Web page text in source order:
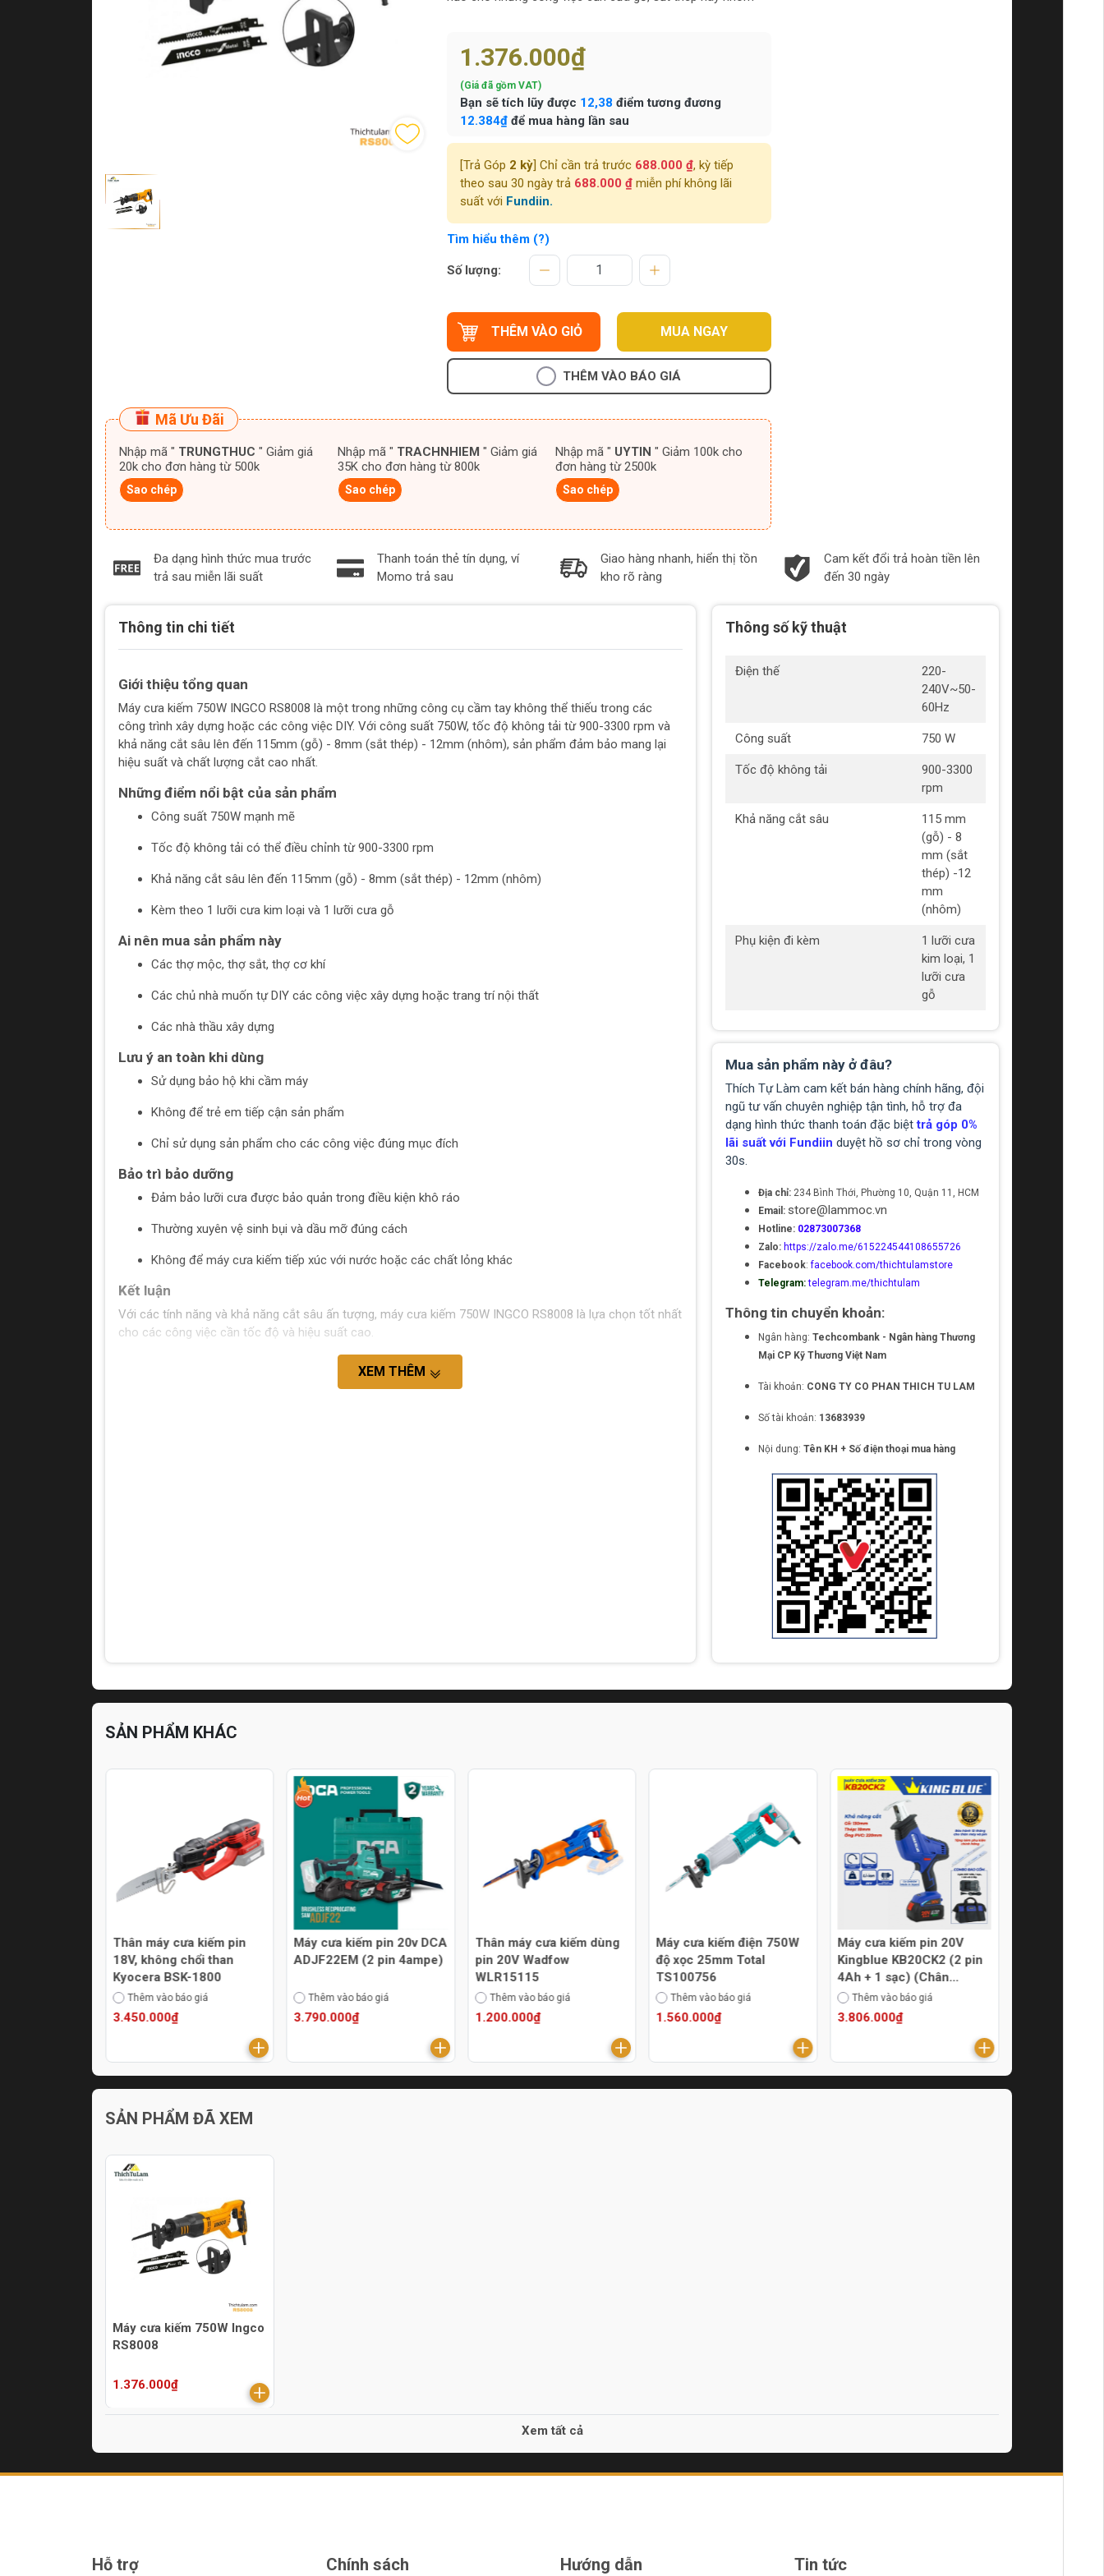
1.376.000₫
(Giá đã gồm VAT)
Bạn sẽ tích lũy được 12,38 điểm tương đương
12.384₫để mua hàng lần sau
[Trả Góp 2 kỳ] Chỉ cần trả trước 688.000 ₫, kỳ tiếp
theo sau 30 ngày trả 688.000 ₫miễn phí không lãi
suất với Fundiin.
Tìm hiểu thêm (?)
Số lượng:
THÊM VÀO GIỎ MUA NGAY
THÊM VÀO BÁO GIÁ
Mã Ưu Đãi
Nhập mã " TRUNGTHUC " Giảm giá
20k cho đơn hàng từ 500k
Sao chép
Nhập mã " TRACHNHIEM " Giảm giá
35K cho đơn hàng từ 800k
Sao chép
Nhập mã " UYTIN " Giảm 100k cho
đơn hàng từ 2500k
Sao chép
Đa dạng hình thức mua trước
trả sau miễn lãi suất
Thanh toán thẻ tín dụng, ví
Momo trả sau
Giao hàng nhanh, hiển thị tồn
kho rõ ràng
Cam kết đổi trả hoàn tiền lên
đến 30 ngày
Thông tin chi tiết
Giới thiệu tổng quan
Máy cưa kiếm 750W INGCO RS8008 là một trong những công cụ cầm tay không thể thiếu trong các
công trình xây dựng hoặc các công việc DIY. Với công suất 750W, tốc độ không tải từ 900-3300 rpm và
khả năng cắt sâu lên đến 115mm (gỗ) - 8mm (sắt thép) - 12mm (nhôm), sản phẩm đảm bảo mang lại
hiệu suất và chất lượng cắt cao nhất.
Những điểm nổi bật của sản phẩm
Công suất 750W mạnh mẽ
Tốc độ không tải có thể điều chỉnh từ 900-3300 rpm
Khả năng cắt sâu lên đến 115mm (gỗ) - 8mm (sắt thép) - 12mm (nhôm)
Kèm theo 1 lưỡi cưa kim loại và 1 lưỡi cưa gỗ
Ai nên mua sản phẩm này
Các thợ mộc, thợ sắt, thợ cơ khí
Các chủ nhà muốn tự DIY các công việc xây dựng hoặc trang trí nội thất
Các nhà thầu xây dựng
Lưu ý an toàn khi dùng
Sử dụng bảo hộ khi cầm máy
Không để trẻ em tiếp cận sản phẩm
Chỉ sử dụng sản phẩm cho các công việc đúng mục đích
Bảo trì bảo dưỡng
Đảm bảo lưỡi cưa được bảo quản trong điều kiện khô ráo
Thường xuyên vệ sinh bụi và dầu mỡ đúng cách
Không để máy cưa kiếm tiếp xúc với nước hoặc các chất lỏng khác
Kết luận
Với các tính năng và khả năng cắt sâu ấn tượng, máy cưa kiếm 750W INGCO RS8008 là lựa chọn tốt nhất
cho các công việc cần tốc độ và hiệu suất cao.
XEM THÊM
Thông số kỹ thuật
Điện thế
220-
240V~50-
60Hz
Công suất 750 W
Tốc độ không tải
900-3300
rpm
Khả năng cắt sâu
115 mm
(gỗ) - 8
mm (sắt
thép) -12
mm
(nhôm)
Phụ kiện đi kèm
1 lưỡi cưa
kim loại, 1
lưỡi cưa
gỗ
Mua sản phẩm này ở đâu?
Thích Tự Làm cam kết bán hàng chính hãng, đội
ngũ tư vấn chuyên nghiệp tận tình, hỗ trợ đa
dạng hình thức thanh toán đặc biệttrả góp 0%
lãi suất với Fundiin duyệt hồ sơ chỉ trong vòng
30s.
Địa chỉ: 234 Bình Thới, Phường 10, Quận 11, HCM
Email: store@lammoc.vn
Hotline: 02873007368
Zalo: https://zalo.me/615224544108655726
Facebook:facebook.com/thichtulamstore
Telegram: telegram.me/thichtulam
Thông tin chuyển khoản:
Ngân hàng: Techcombank - Ngân hàng Thương
Mại CP Kỹ Thương Việt Nam
Tài khoản: CONG TY CO PHAN THICH TU LAM
Số tài khoản: 13683939
Nội dung: Tên KH + Số điện thoại mua hàng
SẢN PHẨM KHÁC
Thân máy cưa kiếm pin
18V, không chổi than
Kyocera BSK-1800
Thêm vào báo giá
3.450.000₫
Máy cưa kiếm pin 20v DCA
ADJF22EM (2 pin 4ampe)
Thêm vào báo giá
3.790.000₫
Thân máy cưa kiếm dùng
pin 20V Wadfow
WLR15115
Thêm vào báo giá
1.200.000₫
Máy cưa kiếm điện 750W
độ xọc 25mm Total
TS100756
Thêm vào báo giá
1.560.000₫
Máy cưa kiếm pin 20V
Kingblue KB20CK2 (2 pin
4Ah + 1 sạc) (Chân
Bosch)
Thêm vào báo giá
3.806.000₫
SẢN PHẨM ĐÃ XEM
Máy cưa kiếm 750W Ingco
RS8008
1.376.000₫
Xem tất cả
Hỗ trợ Chính sách Hướng dẫn Tin tức